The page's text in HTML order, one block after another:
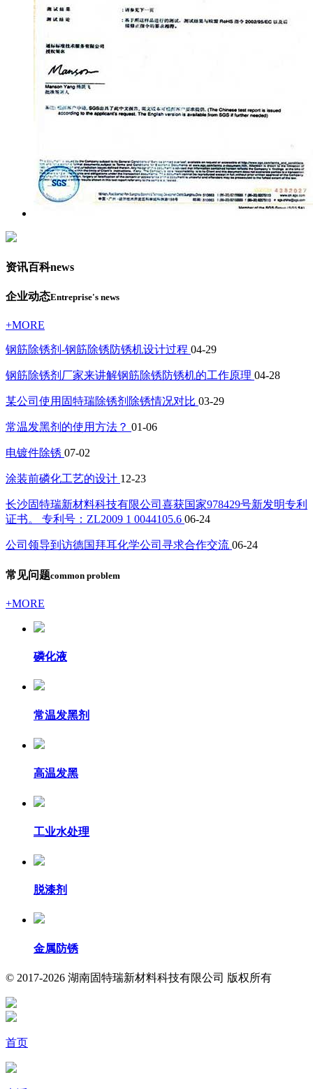
资讯百科news
企业动态Entreprise's news
+MORE
钢筋除锈剂-钢筋除锈防锈机设计过程 04-29
钢筋除锈剂厂家来讲解钢筋除锈防锈机的工作原理 04-28
某公司使用固特瑞除锈剂除锈情况对比 03-29
常温发黑剂的使用方法？ 01-06
电镀件除锈 07-02
涂装前磷化工艺的设计 12-23
长沙固特瑞新材料科技有限公司喜获国家978429号新发明专利
证书。 专利号：ZL2009 1 0044105.6 06-24
公司领导到访德国拜耳化学公司寻求合作交流 06-24
常见问题common problem
+MORE
磷化液
常温发黑剂
高温发黑
工业水处理
脱漆剂
金属防锈
© 2017-2026 湖南固特瑞新材料科技有限公司 版权所有
首页